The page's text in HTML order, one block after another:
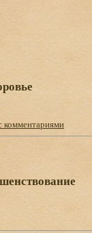
комментариями